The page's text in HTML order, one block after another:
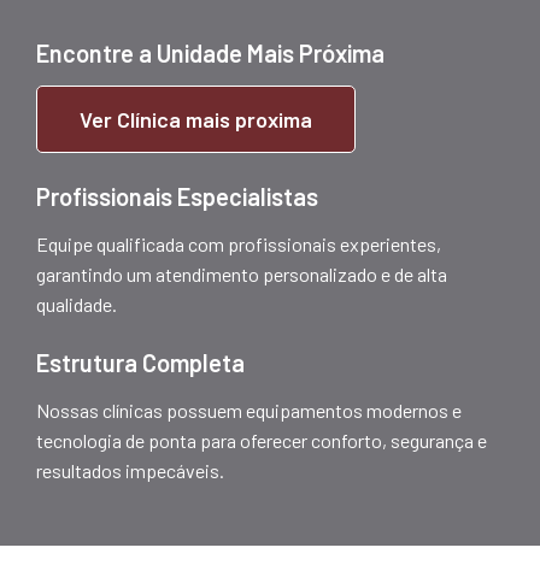
Encontre a Unidade Mais Próxima
Ver Clínica mais proxima
Profissionais Especialistas
Equipe qualificada com profissionais experientes,
garantindo um atendimento personalizado e de alta
qualidade.
Estrutura Completa
Nossas clínicas possuem equipamentos modernos e
tecnologia de ponta para oferecer conforto, segurança e
resultados impecáveis.